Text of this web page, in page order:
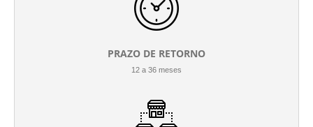
PRAZO DE RETORNO
12 a 36 meses